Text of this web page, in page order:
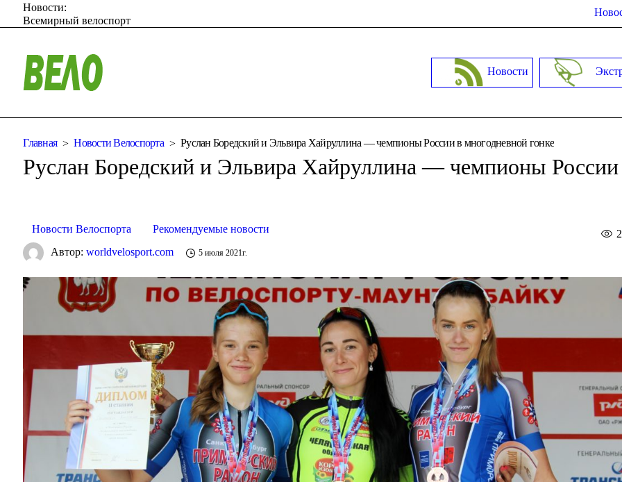
Новости:
Всемирный велоспорт
Новости
Главная Новости Велоспорта Руслан Боредский и Эльвира Хайруллина — чемпионы России в многодневной гонке
Руслан Боредский и Эльвира Хайруллина — чемпионы России
Новости Велоспорта Рекомендуемые новости
Автор:worldvelosport.com 5 июля 2021г.